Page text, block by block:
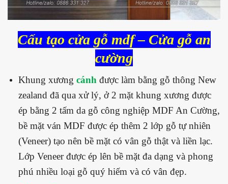
Cấu tạo cửa gỗ mdf – Cửa gỗ an
cường
Khung xương cánh được làm bằng gỗ thông New
zealand đã qua xử lý, ở 2 mặt khung xương được
ép bằng 2 tấm da gỗ công nghiệp MDF An Cường,
bề mặt ván MDF được ép thêm 2 lớp gỗ tự nhiên
(Veneer) tạo nên bề mặt có vân gỗ thật và liền lạc.
Lớp Veneer được ép lên bề mặt đa dạng và phong
phú nhiều loại gỗ quý hiếm và có vân đẹp.